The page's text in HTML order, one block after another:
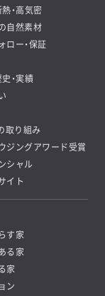
・高気密
自然素材
ロー・保証
・実績
取り組み
ジングアワード受賞
シャル
イト
す家
る家
家
ン